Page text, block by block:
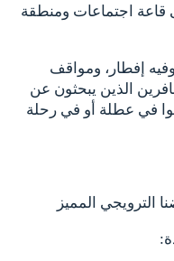
قاعة اجتماعات ومنطقة
إفطار، ومواقف
الذين يبحثون عن
في عطلة أو في رحلة
الترويجي المميز